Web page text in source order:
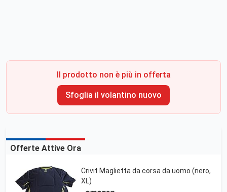
Il prodotto non è più in offerta
Sfoglia il volantino nuovo
Offerte Attive Ora
Crivit Maglietta da corsa da uomo (nero,
XL)